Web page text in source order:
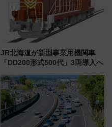
JR北海道が新型事業用機関車
「DD200形式500代」3両導入へ